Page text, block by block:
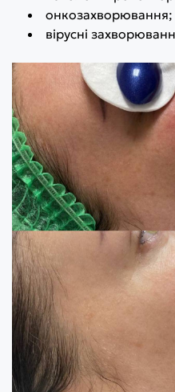
онкозахворювання;
вірусні